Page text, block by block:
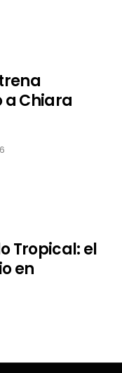
a Chiara
Tropical: el
en